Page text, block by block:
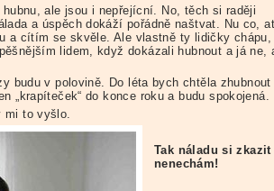
ale jsou i nepřejícní. No, těch si raději
a úspěch dokáží pořádně naštvat. Nu co,
a cítím se skvěle. Ale vlastně ty lidičky chápu,
lidem, když dokázali hubnout a já ne,
budu v polovině. Do léta bych chtěla zhubnout
„krapíteček“ do konce roku a budu spokojená.
mi to vyšlo.
Tak náladu si zkazit
nenechám!